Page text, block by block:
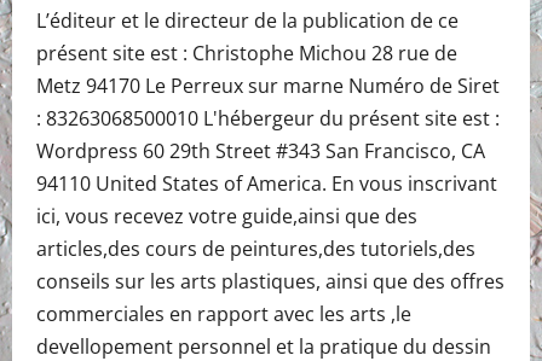
L’éditeur et le directeur de la publication de ce
présent site est : Christophe Michou 28 rue de
Metz 94170 Le Perreux sur marne Numéro de Siret
: 83263068500010 L'hébergeur du présent site est :
Wordpress 60 29th Street #343 San Francisco, CA
94110 United States of America. En vous inscrivant
ici, vous recevez votre guide,ainsi que des
articles,des cours de peintures,des tutoriels,des
conseils sur les arts plastiques, ainsi que des offres
commerciales en rapport avec les arts ,le
devellopement personnel et la pratique du dessin